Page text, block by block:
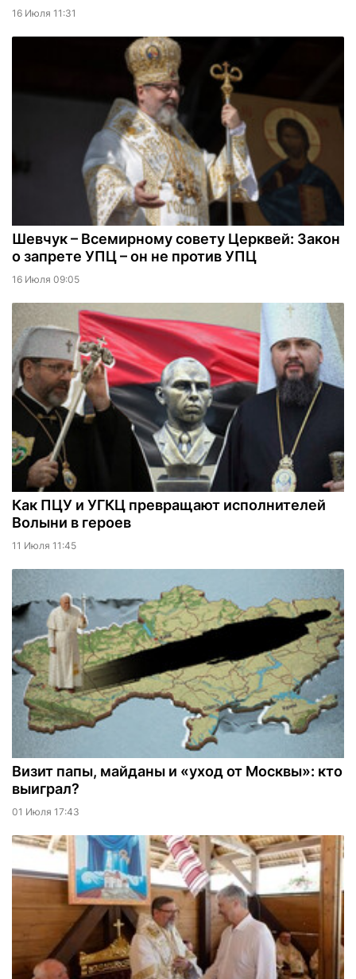
16 Июля 11:31
Шевчук – Всемирному совету Церквей: Закон
о запрете УПЦ – он не против УПЦ
16 Июля 09:05
Как ПЦУ и УГКЦ превращают исполнителей
Волыни в героев
11 Июля 11:45
Визит папы, майданы и «уход от Москвы»: кто
выиграл?
01 Июля 17:43